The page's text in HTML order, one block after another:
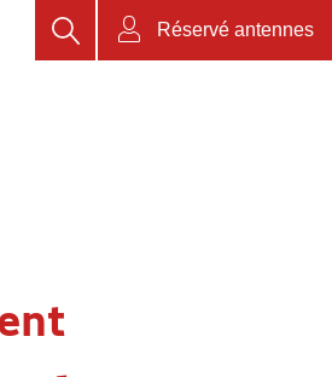
Réservé antennes
Rechercher